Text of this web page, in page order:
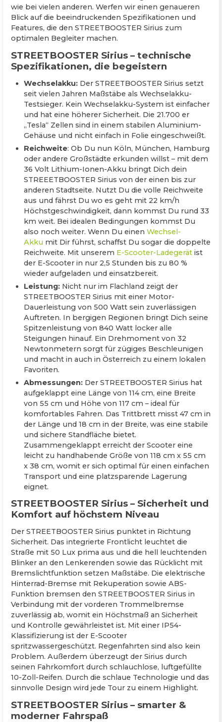
wie bei vielen anderen. Werfen wir einen genaueren
Blick auf die beeindruckenden Spezifikationen und
Features, die den STREETBOOSTER Sirius zum
optimalen Begleiter machen.
STREETBOOSTER Sirius – technische
Spezifikationen, die begeistern
Wechselakku:Der STREETBOOSTER Sirius setzt
seit vielen Jahren Maßstäbe als Wechselakku-
Testsieger. Kein Wechselakku-System ist einfacher
und hat eine höherer Sicherheit. Die 21.700 er
„Tesla“ Zellen sind in einem stabilen Aluminium-
Gehäuse und nicht einfach in Folie eingeschweißt.
Reichweite: Ob Du nun Köln, München, Hamburg
oder andere Großstädte erkunden willst – mit dem
36 Volt Lithium-Ionen-Akku bringt Dich dein
STREEETBOOSTER Sirius von der einen bis zur
anderen Stadtseite. Nutzt Du die volle Reichweite
aus und fährst Du wo es geht mit 22 km/h
Höchstgeschwindigkeit, dann kommst Du rund 33
km weit. Bei idealen Bedingungen kommst Du
also noch weiter. Wenn Du einen Wechsel-
Akku mit Dir führst, schaffst Du sogar die doppelte
Reichweite. Mit unserem E-Scooter-Ladegerät ist
der E-Scooter in nur 2,5 Stunden bis zu 80 %
wieder aufgeladen und einsatzbereit.
Leistung:Nicht nur im Flachland zeigt der
STREETBOOSTER Sirius mit einer Motor-
Dauerleistung von 500 Watt sein zuverlässigen
Auftreten. In bergigen Regionen bringt Dich seine
Spitzenleistung von 840 Watt locker alle
Steigungen hinauf. Ein Drehmoment von 32
Newtonmetern sorgt für zügiges Beschleunigen
und macht in auch in Österreich zu einem lokalen
Favoriten.
Abmessungen:Der STREETBOOSTER Sirius hat
aufgeklappt eine Länge von 114 cm, eine Breite
von 55 cm und Höhe von 117 cm – ideal für
komfortables Fahren. Das Trittbrett misst 47 cm in
der Länge und 18 cm in der Breite, was eine stabile
und sichere Standfläche bietet.
Zusammengeklappt erreicht der Scooter eine
leicht zu handhabende Größe von 118 cm x 55 cm
x 38 cm, womit er sich optimal für einen einfachen
Transport und eine platzsparende Lagerung
eignet.
STREETBOOSTER Sirius – Sicherheit und
Komfort auf höchstem Niveau
Der STREETBOOSTER Sirius punktet in Richtung
Sicherheit. Das integrierte Frontlicht leuchtet die
Straße mit 50 Lux prima aus und die hell leuchtenden
Blinker an den Lenkerenden sowie das Rücklicht mit
Bremslichtfunktion setzen Maßstäbe. Die elektrische
Hinterrad-Bremse mit Rekuperation sowie ABS-
Funktion bremsen den STREETBOOSTER Sirius in
Verbindung mit der vorderen Trommelbremse
zuverlässig ab, womit ein Höchstmaß an Sicherheit
und Kontrolle gewährleistet ist. Mit einer IP54-
Klassifizierung ist der E-Scooter
spritzwassergeschützt. Regenfahrten sind also kein
Problem. Außerdem überzeugt der Sirius durch
seinen Fahrkomfort durch schlauchlose, luftgefüllte
10-Zoll-Reifen. Durch die schlaue Technologie und das
sinnvolle Design wird jede Tour zu einem Highlight.
STREETBOOSTER Sirius – smarter &
moderner Fahrspaß